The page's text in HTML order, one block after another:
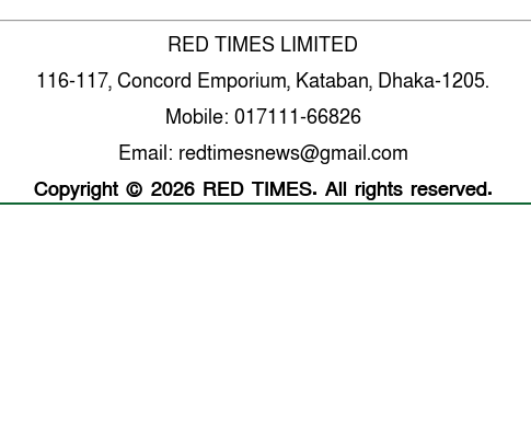
RED TIMES LIMITED
116-117, Concord Emporium, Kataban, Dhaka-1205.
Mobile: 017111-66826
Email: redtimesnews@gmail.com
Copyright © 2026 RED TIMES. All rights reserved.